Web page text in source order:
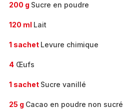
200 g Sucre en poudre
120 ml Lait
1 sachet Levure chimique
4 Œufs
1 sachet Sucre vanillé
25 g Cacao en poudre non sucré